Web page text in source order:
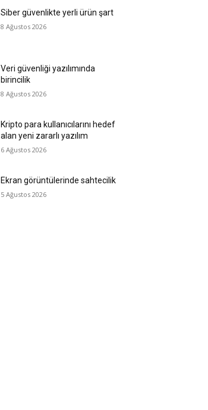
Siber güvenlikte yerli ürün şart
8 Ağustos 2026
Veri güvenliği yazılımında
birincilik
8 Ağustos 2026
Kripto para kullanıcılarını hedef
alan yeni zararlı yazılım
6 Ağustos 2026
Ekran görüntülerinde sahtecilik
5 Ağustos 2026